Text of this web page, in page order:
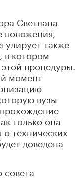
Светлана
положения,
также
в котором
процедуры.
момент
вузы
только она
технических
доведена